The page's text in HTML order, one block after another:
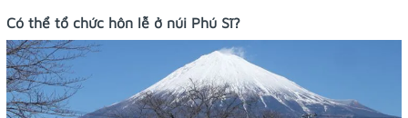
Có thể tổ chức hôn lễ ở núi Phú Sĩ?